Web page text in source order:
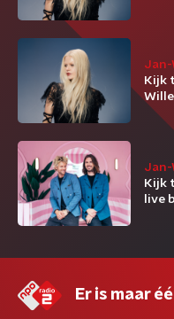
Jan-
Kijk
Jan-
Kijk
live
Er is maar